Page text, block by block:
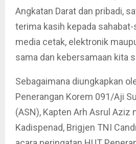
Angkatan Darat dan pribadi,
terima kasih kepada sahabat-
media cetak, elektronik
sama dan kebersamaan kita
Sebagaimana diungkapkan
Penerangan Korem 091/Aji
(ASN), Kapten Arh Asrul Aziz
Kadispenad, Brigjen TNI